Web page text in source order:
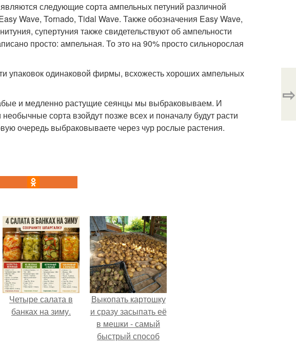
следующие сорта ампельных петуний различной
Wave, Tornado, Tidal Wave. Также обозначения Easy Wave,
супертуния также свидетельствуют об ампельности
просто: ампельная. То это на 90% просто сильнорослая
упаковок одинаковой фирмы, всхожесть хороших ампельных
и медленно растущие сеянцы мы выбраковываем. И
сорта взойдут позже всех и поначалу будут расти
очередь выбраковываете через чур рослые растения.
⇨
Четыре салата в
банках на зиму.
Выкопать картошку
и сразу засыпать её
в мешки - самый
быстрый способ